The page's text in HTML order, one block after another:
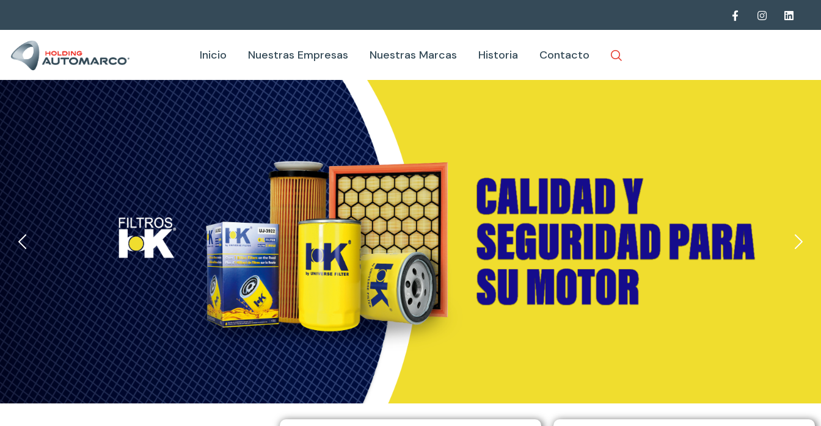
Inicio Nuestras Empresas Nuestras Marcas Historia Contacto